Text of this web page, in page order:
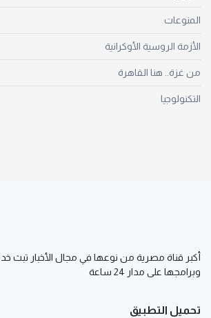
المنوعات
الأزمة الروسية الأوكرانية
من غزة.. هنا القاهرة
التكنولوجيا
أكبر قناة مصرية من نوعها في مجال الأخبار تبث
وبرامجها على مدار 24 ساعة
تحميل التطبيق